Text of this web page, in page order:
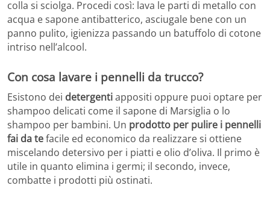
colla si sciolga. Procedi così: lava le parti di metallo con
acqua e sapone antibatterico, asciugale bene con un
panno pulito, igienizza passando un batuffolo di cotone
intriso nell’alcool.
Con cosa lavare i pennelli da trucco?
Esistono dei detergentiappositi oppure puoi optare per
shampoo delicati come il sapone di Marsiglia o lo
shampoo per bambini. Un prodotto per pulire i pennelli
fai da tefacile ed economico da realizzare si ottiene
miscelando detersivo per i piatti e olio d’oliva. Il primo è
utile in quanto elimina i germi; il secondo, invece,
combatte i prodotti più ostinati.